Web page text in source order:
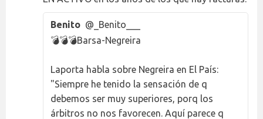
Benito @_Benito___
💣💣💣Barsa-Negreira
Laporta habla sobre Negreira en El País:
"Siempre he tenido la sensación de q
debemos ser muy superiores, porq los
árbitros no nos favorecen. Aquí parece q